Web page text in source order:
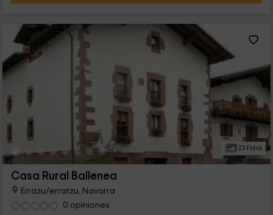
23 Fotos
Casa Rural Ballenea
Errazu/erratzu, Navarra
0 opiniones